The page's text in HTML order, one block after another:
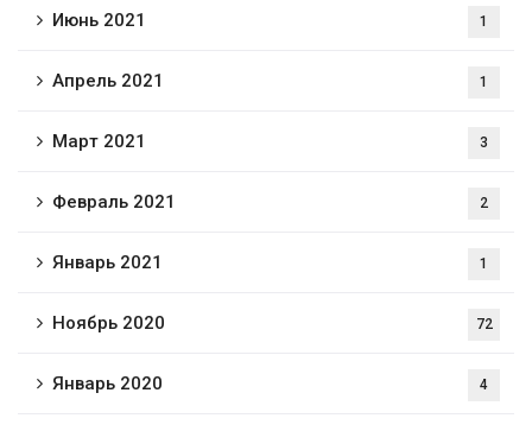
Июнь 2021 1
Апрель 2021 1
Март 2021 3
Февраль 2021 2
Январь 2021 1
Ноябрь 2020 72
Январь 2020 4